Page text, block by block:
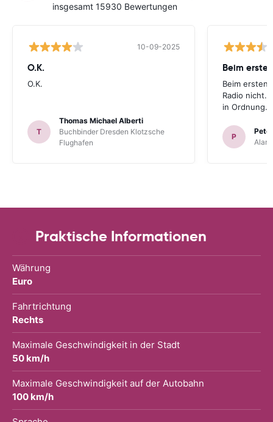
insgesamt 15930 Bewertungen
10-09-2025
O.K.
O.K.
T
Thomas Michael Alberti
Buchbinder Dresden Klotzsche
Flughafen
Beim
Beim ersten
Radio nicht.
in Ordnung.
P
Praktische Informationen
Währung
Euro
Fahrtrichtung
Rechts
Maximale Geschwindigkeit in der Stadt
50 km/h
Maximale Geschwindigkeit auf der Autobahn
100 km/h